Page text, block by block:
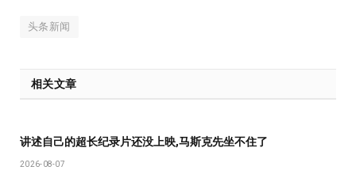
头条新闻
相关文章
讲述自己的超长纪录片还没上映,马斯克先坐不住了
2026-08-07